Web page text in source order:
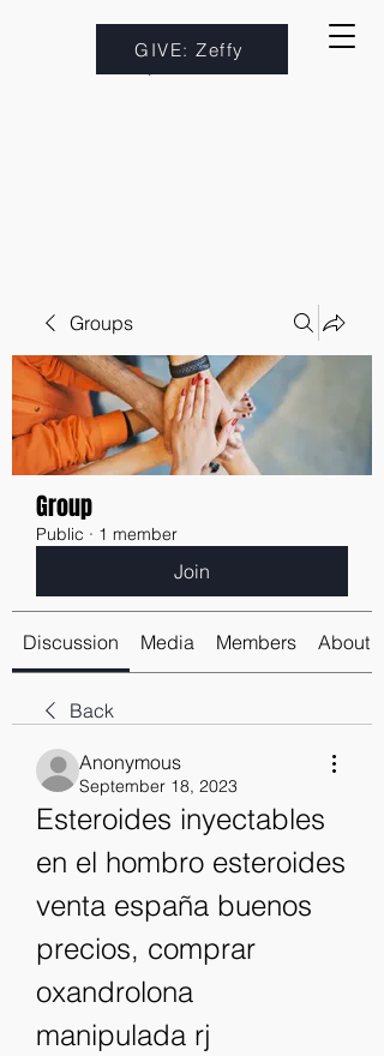
GIVE: Zeffy
Groups
Group
Public · 1 member
Join
Discussion Media Members About
Back
Anonymous
September 18, 2023
Esteroides inyectables
en el hombro esteroides
venta españa buenos
precios, comprar
oxandrolona
manipulada rj